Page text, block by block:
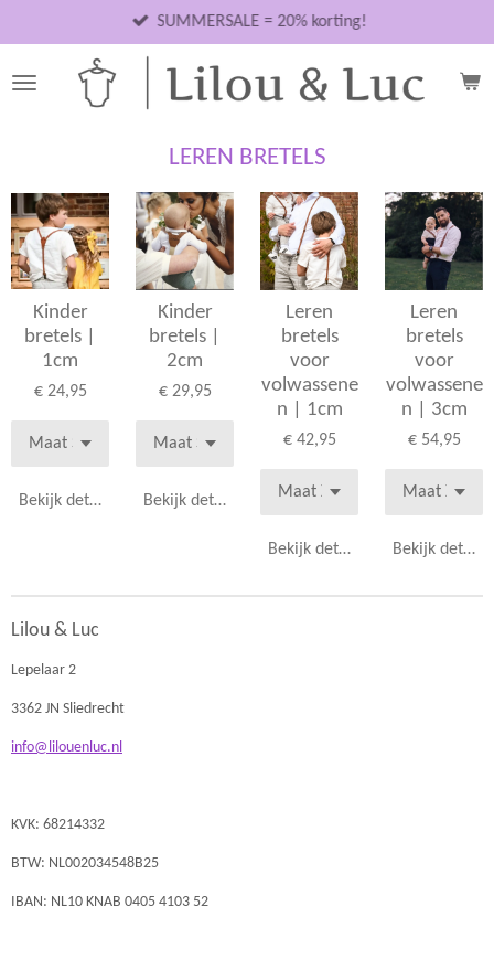
direct
naar
SUMMERSALE = 20% korting!
LEREN BRETELS
Kinder
bretels |
1cm
€ 24,95
Bekijk details
Kinder
bretels |
2cm
€ 29,95
Bekijk details
Leren
bretels
voor
volwassene
n | 1cm
€ 42,95
Bekijk details
Leren
bretels
voor
volwassene
n | 3cm
€ 54,95
Bekijk details
Lilou & Luc
Lepelaar 2
3362 JN Sliedrecht
info@lilouenluc.nl
KVK: 68214332
BTW: NL002034548B25
IBAN: NL10 KNAB 0405 4103 52